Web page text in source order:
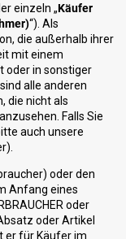
einzeln „Käufer
“). Als
die außerhalb ihrer
mit einem
oder in sonstiger
alle anderen
die nicht als
Falls Sie
auch unsere
oder den
Anfang eines
oder
oder Artikel
er für Käufer im